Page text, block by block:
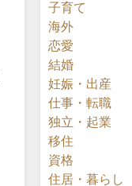
子育て
海外
恋愛
結婚
妊娠・出産
仕事・転職
独立・起業
移住
資格
住居・暮らし